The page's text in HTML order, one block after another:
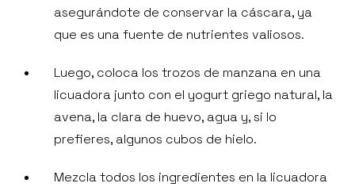
asegurándote de conservar la cáscara, ya
que es una fuente de nutrientes valiosos.
Luego, coloca los trozos de manzana en una
licuadora junto con el yogurt griego natural, la
avena, la clara de huevo, agua y, si lo
prefieres, algunos cubos de hielo.
Mezcla todos los ingredientes en la licuadora